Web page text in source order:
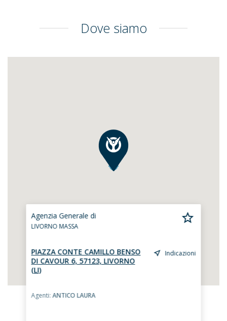
Dove siamo
Agenzia Generale di
LIVORNO MASSA
PIAZZA CONTE CAMILLO BENSO
DI CAVOUR 6, 57123, LIVORNO
(LI)
Indicazioni
Agenti:ANTICO LAURA